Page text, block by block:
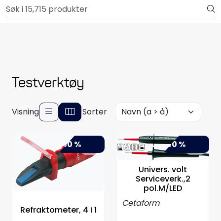
Skip to main content
Testverktøy
Visning Sorter
-50 %
Refraktometer, 4 i 1
-50 %
Univers. volt
Serviceverk.,2
pol.M/LED
Cetaform
Motordeler
Propeller
Pumper